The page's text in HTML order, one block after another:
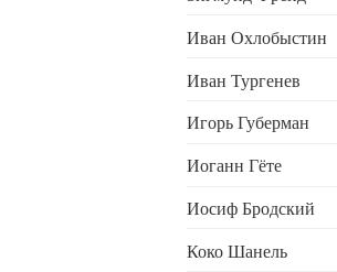
Иван Охлобыстин
Иван Тургенев
Игорь Губерман
Иоганн Гёте
Иосиф Бродский
Коко Шанель